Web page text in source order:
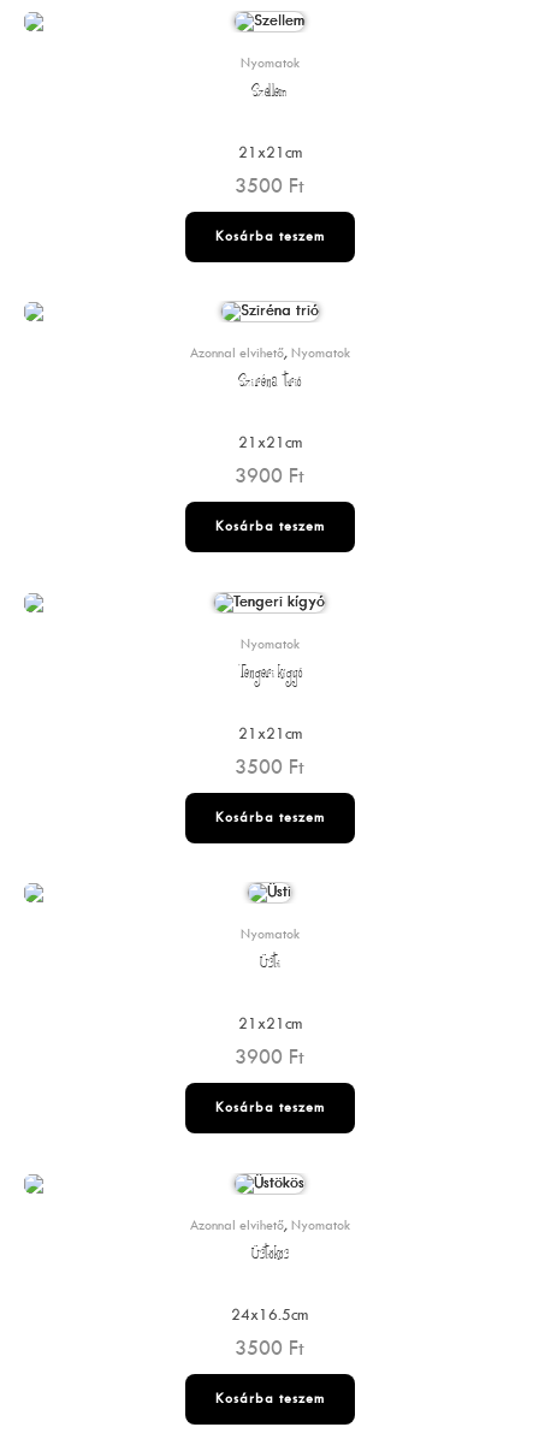
Nyomatok
Szellem
21x21cm
3500 Ft
Kosárba teszem
Azonnal elvihető, Nyomatok
Sziréna trió
21x21cm
3900 Ft
Kosárba teszem
Nyomatok
Tengeri kígyó
21x21cm
3500 Ft
Kosárba teszem
Nyomatok
Üsti
21x21cm
3900 Ft
Kosárba teszem
Azonnal elvihető, Nyomatok
Üstökös
24x16.5cm
3500 Ft
Kosárba teszem